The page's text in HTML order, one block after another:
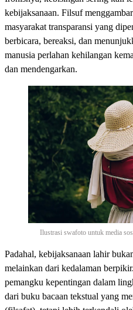
kebijaksanaan. Filsuf
masyarakat transparansi yang
berbicara, bereaksi, dan
manusia perlahan kehilangan
dan mendengarkan.
Ilustrasi swafoto untuk media
Padahal, kebijaksanaan lahir
melainkan dari kedalaman
pemangku kepentingan dalam
dari buku bacaan tekstual yang